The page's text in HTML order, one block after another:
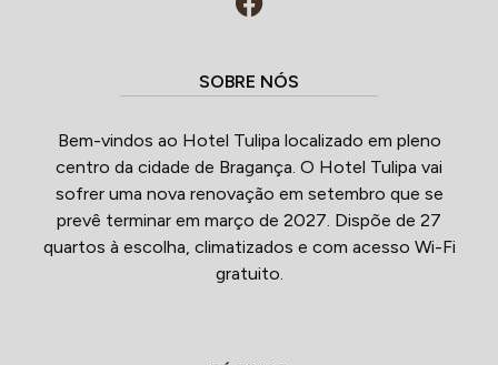
SOBRE NÓS
Bem-vindos ao Hotel Tulipa localizado em pleno
centro da cidade de Bragança. O Hotel Tulipa vai
sofrer uma nova renovação em setembro que se
prevê terminar em março de 2027. Dispõe de 27
quartos à escolha, climatizados e com acesso Wi-Fi
gratuito.